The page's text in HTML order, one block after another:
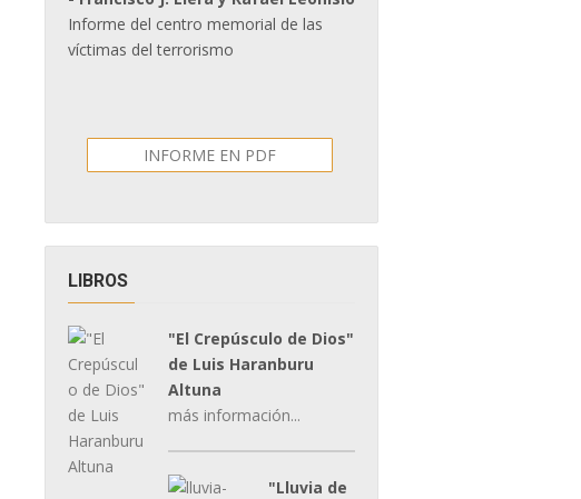
Informe del centro memorial de las
víctimas del terrorismo
INFORME EN PDF
LIBROS
"El Crepúsculo de Dios"
de Luis Haranburu
Altuna
más información...
"Lluvia de